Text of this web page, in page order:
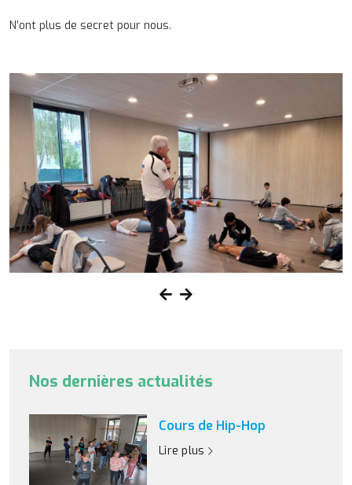
N’ont plus de secret pour nous.
Nos dernières actualités
Cours de Hip-Hop
Lire plus